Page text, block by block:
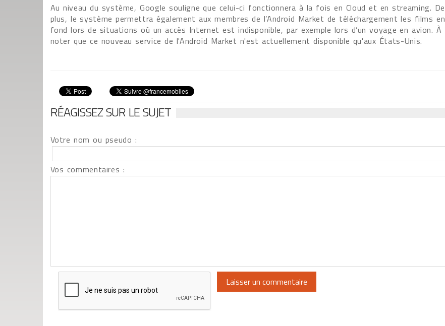
Au niveau du système, Google souligne que celui-ci fonctionnera à la fois en Cloud et en streaming. De
plus, le système permettra également aux membres de l’Android Market de téléchargement les films en
fond lors de situations où un accès Internet est indisponible, par exemple lors d’un voyage en avion. À
noter que ce nouveau service de l'Android Market n'est actuellement disponible qu'aux États-Unis.
RÉAGISSEZ SUR LE SUJET
Votre nom ou pseudo :
Vos commentaires :